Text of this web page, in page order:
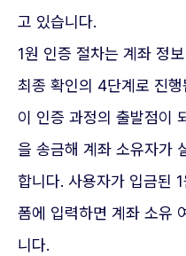
고 있습니다.
1원 인증 절차는 계좌 정
최종 확인의 4단계로 진
이 인증 과정의 출발점이
을 송금해 계좌 소유자가
합니다. 사용자가 입금된
폼에 입력하면 계좌 소유
니다.